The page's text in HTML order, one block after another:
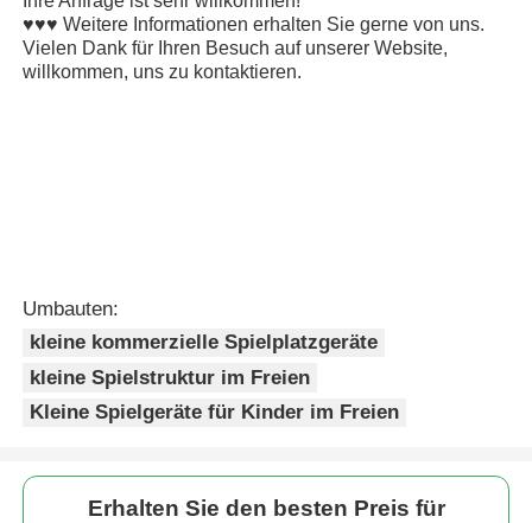
♥♥♥ Weitere Informationen erhalten Sie gerne von uns.
Vielen Dank für Ihren Besuch auf unserer Website,
willkommen, uns zu kontaktieren.
Umbauten:
kleine kommerzielle Spielplatzgeräte
kleine Spielstruktur im Freien
Kleine Spielgeräte für Kinder im Freien
Erhalten Sie den besten Preis für